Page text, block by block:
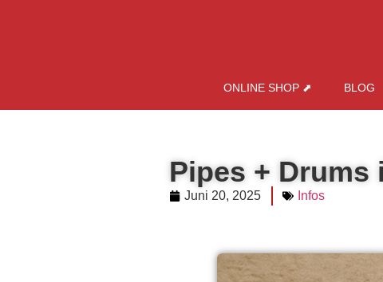
ONLINE SHOP ⬈ BLOG
Pipes + Drums
Juni 20, 2025 Infos